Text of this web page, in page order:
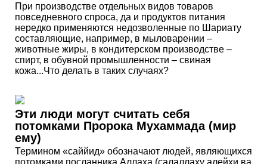
При производстве отдельных видов товаров
повседневного спроса, да и продуктов питания
нередко применяются недозволенные по Шариату
составляющие, например, в мыловарении –
животные жиры, в кондитерском производстве –
спирт, в обувной промышленности – свиная
кожа...Что делать в таких случаях?
Эти люди могут считать себя
потомками Пророка Мухаммада (мир
ему)
Термином «саййид» обозначают людей, являющихся
потомками посланника Аллаха (салаллаху алейхи ва